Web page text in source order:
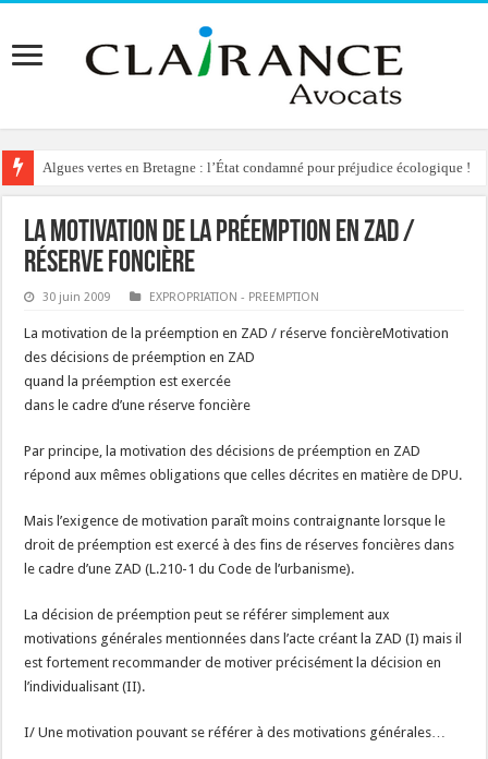
Algues vertes en Bretagne : l’État condamné pour préjudice écologique !
La motivation de la préemption en ZAD /
réserve foncière
30 juin 2009 EXPROPRIATION - PREEMPTION
La motivation de la préemption en ZAD / réserve foncièreMotivation
des décisions de préemption en ZAD
quand la préemption est exercée
dans le cadre d’une réserve foncière
Par principe, la motivation des décisions de préemption en ZAD
répond aux mêmes obligations que celles décrites en matière de DPU.
Mais l’exigence de motivation paraît moins contraignante lorsque le
droit de préemption est exercé à des fins de réserves foncières dans
le cadre d’une ZAD (L.210-1 du Code de l’urbanisme).
La décision de préemption peut se référer simplement aux
motivations générales mentionnées dans l’acte créant la ZAD (I) mais il
est fortement recommander de motiver précisément la décision en
l’individualisant (II).
I/ Une motivation pouvant se référer à des motivations générales…